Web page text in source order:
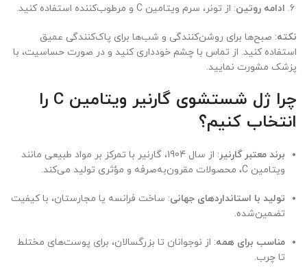
ادامه روتین: از تونر، سرم ویتامین C و مرطوب‌کننده استفاده کنید.
نکته: صبح‌ها برای روشن‌کنندگی و شب‌ها برای پاک‌کنندگی عمیق
استفاده کنید. از تماس با چشم خودداری کنید و در صورت حساسیت، با
پزشک مشورت نمایید.
چرا ژل شستشوی گارنیر ویتامین C را
انتخاب کنیم؟
برند معتبر گارنیر
: از سال 1904، گارنیر با تمرکز بر مواد طبیعی مانند
ویتامین C، محصولات مقرون‌به‌صرفه و مؤثری تولید می‌کند.
تولید با استانداردهای جهانی: ساخت فرانسه یا مجارستان، با کیفیت
تضمین‌شده.
مناسب برای همه: از نوجوانان تا بزرگسالان، برای پوست‌های مختلط
تا چرب.